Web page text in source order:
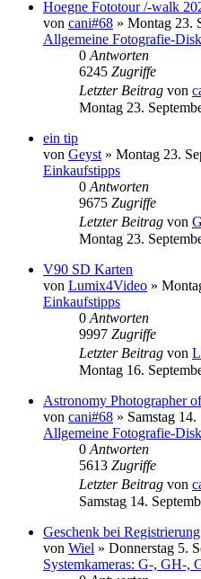
Hoegne Fototour /-walk
von cani#68 » Montag 23.
Allgemeine Fotografie-
0 Antworten
6245 Zugriffe
Letzter Beitrag von
Montag 23.
ein tip
von Geyst » Montag 23.
Einkaufstipps
0 Antworten
9675 Zugriffe
Letzter Beitrag von
Montag 23.
V90 SD Karten
von Lumix4Video »
Einkaufstipps
0 Antworten
9997 Zugriffe
Letzter Beitrag von
Montag 16.
Astronomy Photographer
von cani#68 » Samstag
Allgemeine Fotografie-
0 Antworten
5613 Zugriffe
Letzter Beitrag von
Samstag 14.
Geschenk bei
von Wiel » Donnerstag 5.
Systemkameras: G-, GH-